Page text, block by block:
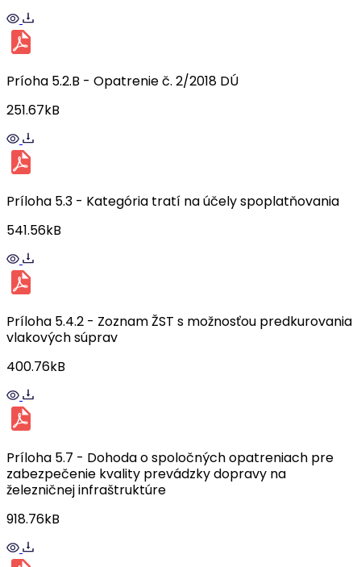
Príoha 5.2.B - Opatrenie č. 2/2018 DÚ
251.67kB
Príloha 5.3 - Kategória tratí na účely spoplatňovania
541.56kB
Príloha 5.4.2 - Zoznam ŽST s možnosťou predkurovania
vlakových súprav
400.76kB
Príloha 5.7 - Dohoda o spoločných opatreniach pre
zabezpečenie kvality prevádzky dopravy na
železničnej infraštruktúre
918.76kB